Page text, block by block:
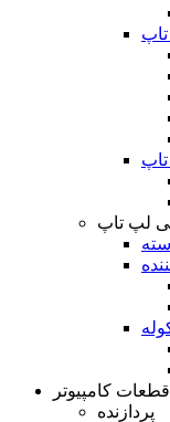
لپ تاپ
قطعات کامپیوتر
پردازنده